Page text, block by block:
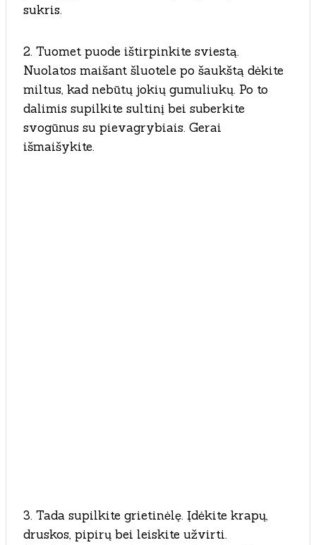
sukris.
2. Tuomet puode ištirpinkite sviestą.
Nuolatos maišant šluotele po šaukštą dėkite
miltus, kad nebūtų jokių gumuliukų. Po to
dalimis supilkite sultinį bei suberkite
svogūnus su pievagrybiais. Gerai
išmaišykite.
3. Tada supilkite grietinėlę. Įdėkite krapų,
druskos, pipirų bei leiskite užvirti.